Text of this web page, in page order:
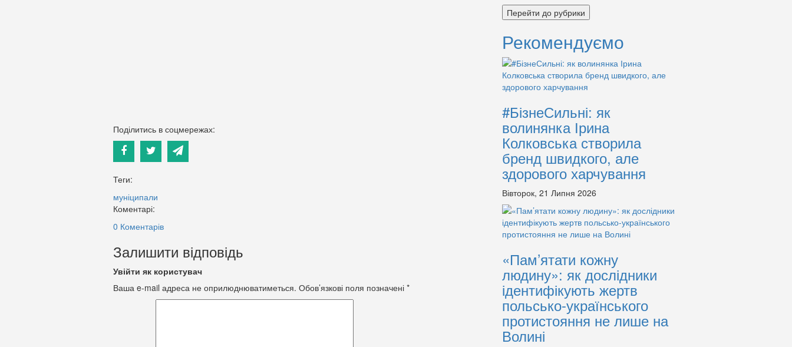
Поділитись в соцмережах:
Теги:
муніципали
Коментарі:
0 Коментарів
Залишити відповідь
Увійти як користувач
Ваша e-mail адреса не оприлюднюватиметься. Обов’язкові поля позначені *
Перейти до рубрики
Рекомендуємо
#БізнеСильні: як
волинянка Ірина
Колковська створила
бренд швидкого, але
здорового харчування
Вівторок, 21 Липня 2026
«Пам’ятати кожну
людину»: як дослідники
ідентифікують жертв
польсько-українського
протистояння не лише на
Волині